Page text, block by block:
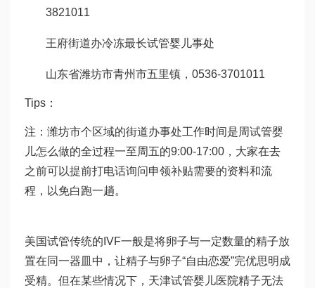
3821011
王府街道办冷冻最长试管婴儿事处
山东省潍坊市青州市五里镇，0536-3701011
Tips：
注：潍坊市个区域的街道办事处工作时间是周试管婴
儿怎么做的全过程一至周五的9:00-17:00，大家在去
之前可以提前打电话询问申领补贴需要的资料和流
程，以免白跑一趟。
美国试管传统的IVF一般是将卵子与一定数量的精子放
置在同一器皿中，让精子与卵子“自由恋爱”完优思明成
受精。但在某些情况下， 天津试管婴儿医院精子无法